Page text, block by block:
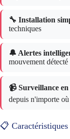
🔧 Installation
techniques
🔔 Alertes
mouvement détecté
📹 Surveillance
depuis n'importe où
📋